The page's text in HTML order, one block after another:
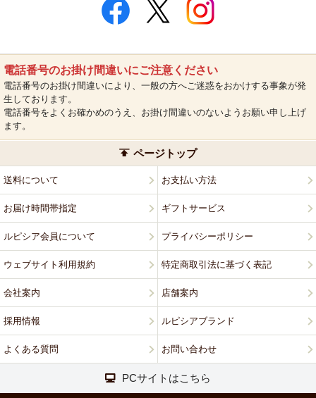
電話番号のお掛け間違いにご注意ください
電話番号のお掛け間違いにより、一般の方へご迷惑をおかけする事象が発
生しております。
電話番号をよくお確かめのうえ、お掛け間違いのないようお願い申し上げ
ます。
ページトップ
送料について お支払い方法
お届け時間帯指定 ギフトサービス
ルピシア会員について プライバシーポリシー
ウェブサイト利用規約 特定商取引法に基づく表記
会社案内 店舗案内
採用情報 ルピシアブランド
よくある質問 お問い合わせ
PCサイトはこちら